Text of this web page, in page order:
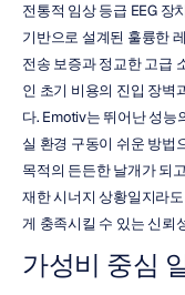
전통적 임상 등급 EEG 장
기반으로 설계된 훌륭한
전송 보증과 정교한 고급
인 초기 비용의 진입 장벽
다. Emotiv는 뛰어난 성능
실 환경 구동이 쉬운 방법
목적의 든든한 날개가 되
재한 시너지 상황일지라
게 충족시킬 수 있는 신뢰
가성비 중심